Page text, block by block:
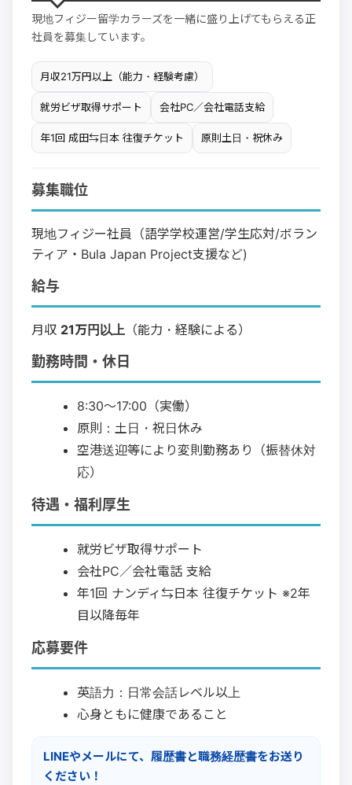
現地フィジー留学カラーズを一緒に盛り上げてもらえる正
社員を募集しています。
月収21万円以上（能力・経験考慮）
就労ビザ取得サポート 会社PC／会社電話支給
年1回 成田⇆日本 往復チケット 原則土日・祝休み
募集職位
現地フィジー社員（語学学校運営/学生応対/ボラン
ティア・Bula Japan Project支援など)
給与
月収 21万円以上 （能力・経験による）
勤務時間・休日
8:30〜17:00（実働）
原則：土日・祝日休み
空港送迎等により変則勤務あり（振替休対
応）
待遇・福利厚生
就労ビザ取得サポート
会社PC／会社電話 支給
年1回 ナンディ⇆日本 往復チケット ※2年
目以降毎年
応募要件
英語力：日常会話レベル以上
心身ともに健康であること
LINEやメールにて、履歴書と職務経歴書をお送り
ください！